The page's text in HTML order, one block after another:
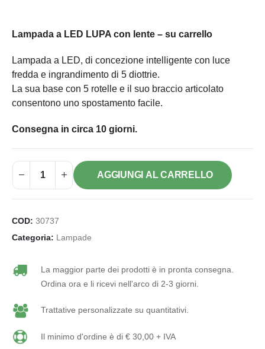
Lampada a LED LUPA con lente – su carrello
Lampada a LED, di concezione intelligente con luce
fredda e ingrandimento di 5 diottrie.
La sua base con 5 rotelle e il suo braccio articolato
consentono uno spostamento facile.
Consegna in circa 10 giorni.
AGGIUNGI AL CARRELLO
COD: 30737
Categoria:
Lampade
La maggior parte dei prodotti è in pronta consegna.
Ordina ora e li ricevi nell'arco di 2-3 giorni.
Trattative personalizzate su quantitativi.
Il minimo d'ordine è di € 30,00 + IVA